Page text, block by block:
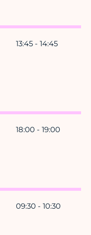
13:45 - 14:45
18:00 - 19:00
09:30 - 10:30